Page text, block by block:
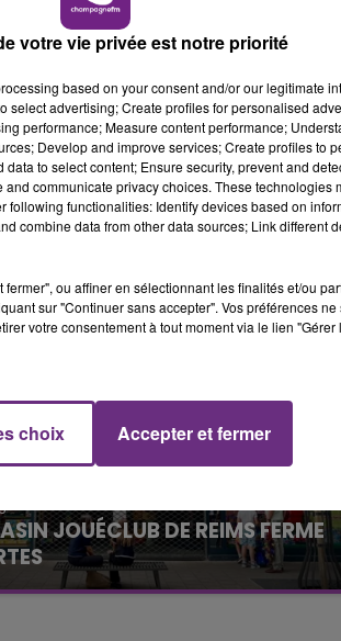
11h00 - 16h00
END CHAMPAGNE FM
été établie.
précise qu'aucune disparition n’a été
aucune trace d'une intervention extérieure
JOUÉCLUB DE REIMS FERME
des institutions du centre-ville
OF
votre vie privée est notre priorité
based on your consent and/or our legitimate
select advertising; Create profiles for personalised
performance; Measure content performance;
Develop and improve services; Create profiles to
to select content; Ensure security, prevent and
communicate privacy choices. These technologies
following functionalities: Identify devices based on
combine data from other data sources; Link different
ou affiner en sélectionnant les finalités et/ou
sur "Continuer sans accepter". Vos préférences
votre consentement à tout moment via le lien
choix Accepter et fermer